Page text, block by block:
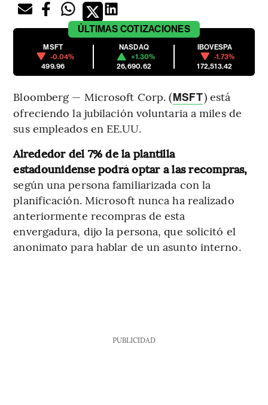
ÚLTIMAS COTIZACIONES
MSFT
-0.04%
499.96
NASDAQ
+1.30%
26,690.62
IBOVESPA
-1.73%
172,513.42
Bloomberg — Microsoft Corp. (MSFT) está
ofreciendo la jubilación voluntaria a miles de
sus empleados en EE.UU.
Alrededor del 7% de la plantilla
estadounidense podrá optar a las recompras,
según una persona familiarizada con la
planificación. Microsoft nunca ha realizado
anteriormente recompras de esta
envergadura, dijo la persona, que solicitó el
anonimato para hablar de un asunto interno.
PUBLICIDAD